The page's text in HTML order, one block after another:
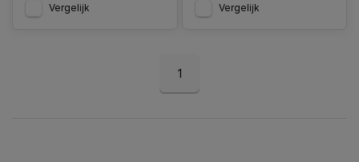
Vergelijk Vergelijk
1